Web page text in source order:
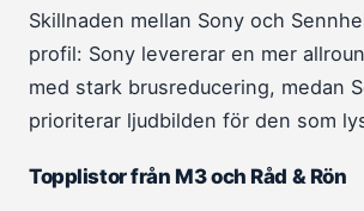
Skillnaden mellan Sony och
profil: Sony levererar en mer
med stark brusreducering, medan
prioriterar ljudbilden för den som
Topplistor från M3 och Råd & Rön